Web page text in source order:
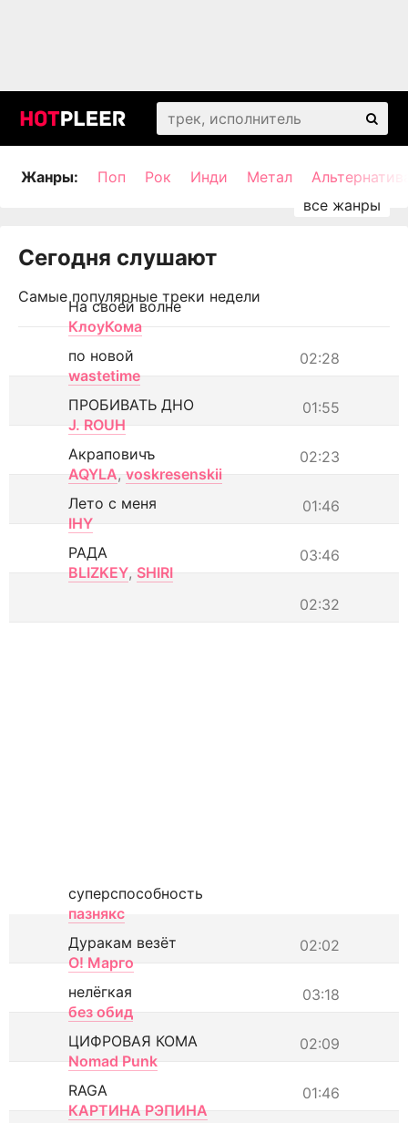
Жанры: Поп Рок Инди Метал
Сегодня слушают
Самые популярные треки недели
На своей волне
КлоуКома
02:28
по новой
wastetime
01:55
ПРОБИВАТЬ ДНО
J. ROUH
02:23
Акраповичъ
AQYLA, voskresenskii
01:46
Лето с меня
IHY
03:46
РАДА
BLIZKEY, SHIRI
02:32
суперспособность
пазнякс
02:02
Дуракам везёт
О! Марго
03:18
нелёгкая
без обид
02:09
ЦИФРОВАЯ КОМА
Nomad Punk
01:46
RAGA
КАРТИНА РЭПИНА